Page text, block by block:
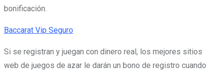
bonificación.
Baccarat Vip Seguro
Si se registran y juegan con dinero real, los mejores sitios
web de juegos de azar le darán un bono de registro cuando